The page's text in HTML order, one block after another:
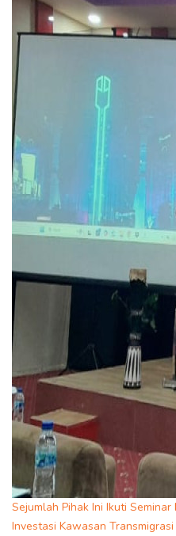
Sejumlah Pihak Ini Ikuti
Investasi Kawasan Transmigrasi